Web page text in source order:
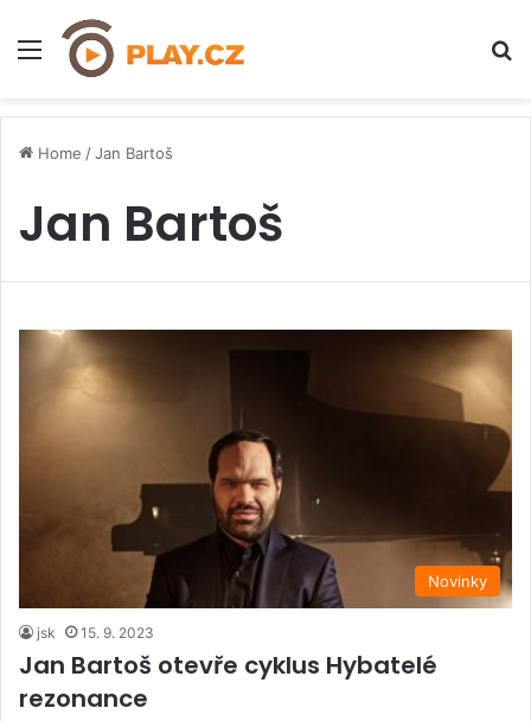
Menu
Home /Jan Bartoš
Jan Bartoš
Novinky
jsk 15. 9. 2023
Jan Bartoš otevře cyklus Hybatelé
rezonance